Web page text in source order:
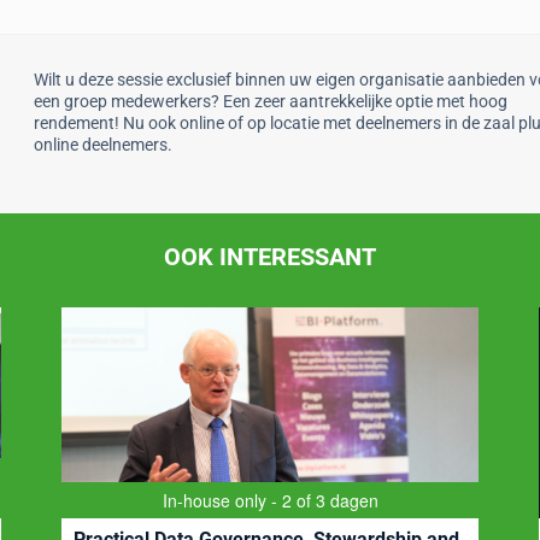
Wilt u deze sessie exclusief binnen uw eigen organisatie aanbieden
een groep medewerkers? Een zeer aantrekkelijke optie met hoog
rendement! Nu ook online of op locatie met deelnemers in de zaal
online deelnemers.
OOK INTERESSANT